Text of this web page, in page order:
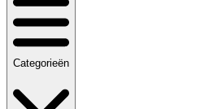
Categorieën